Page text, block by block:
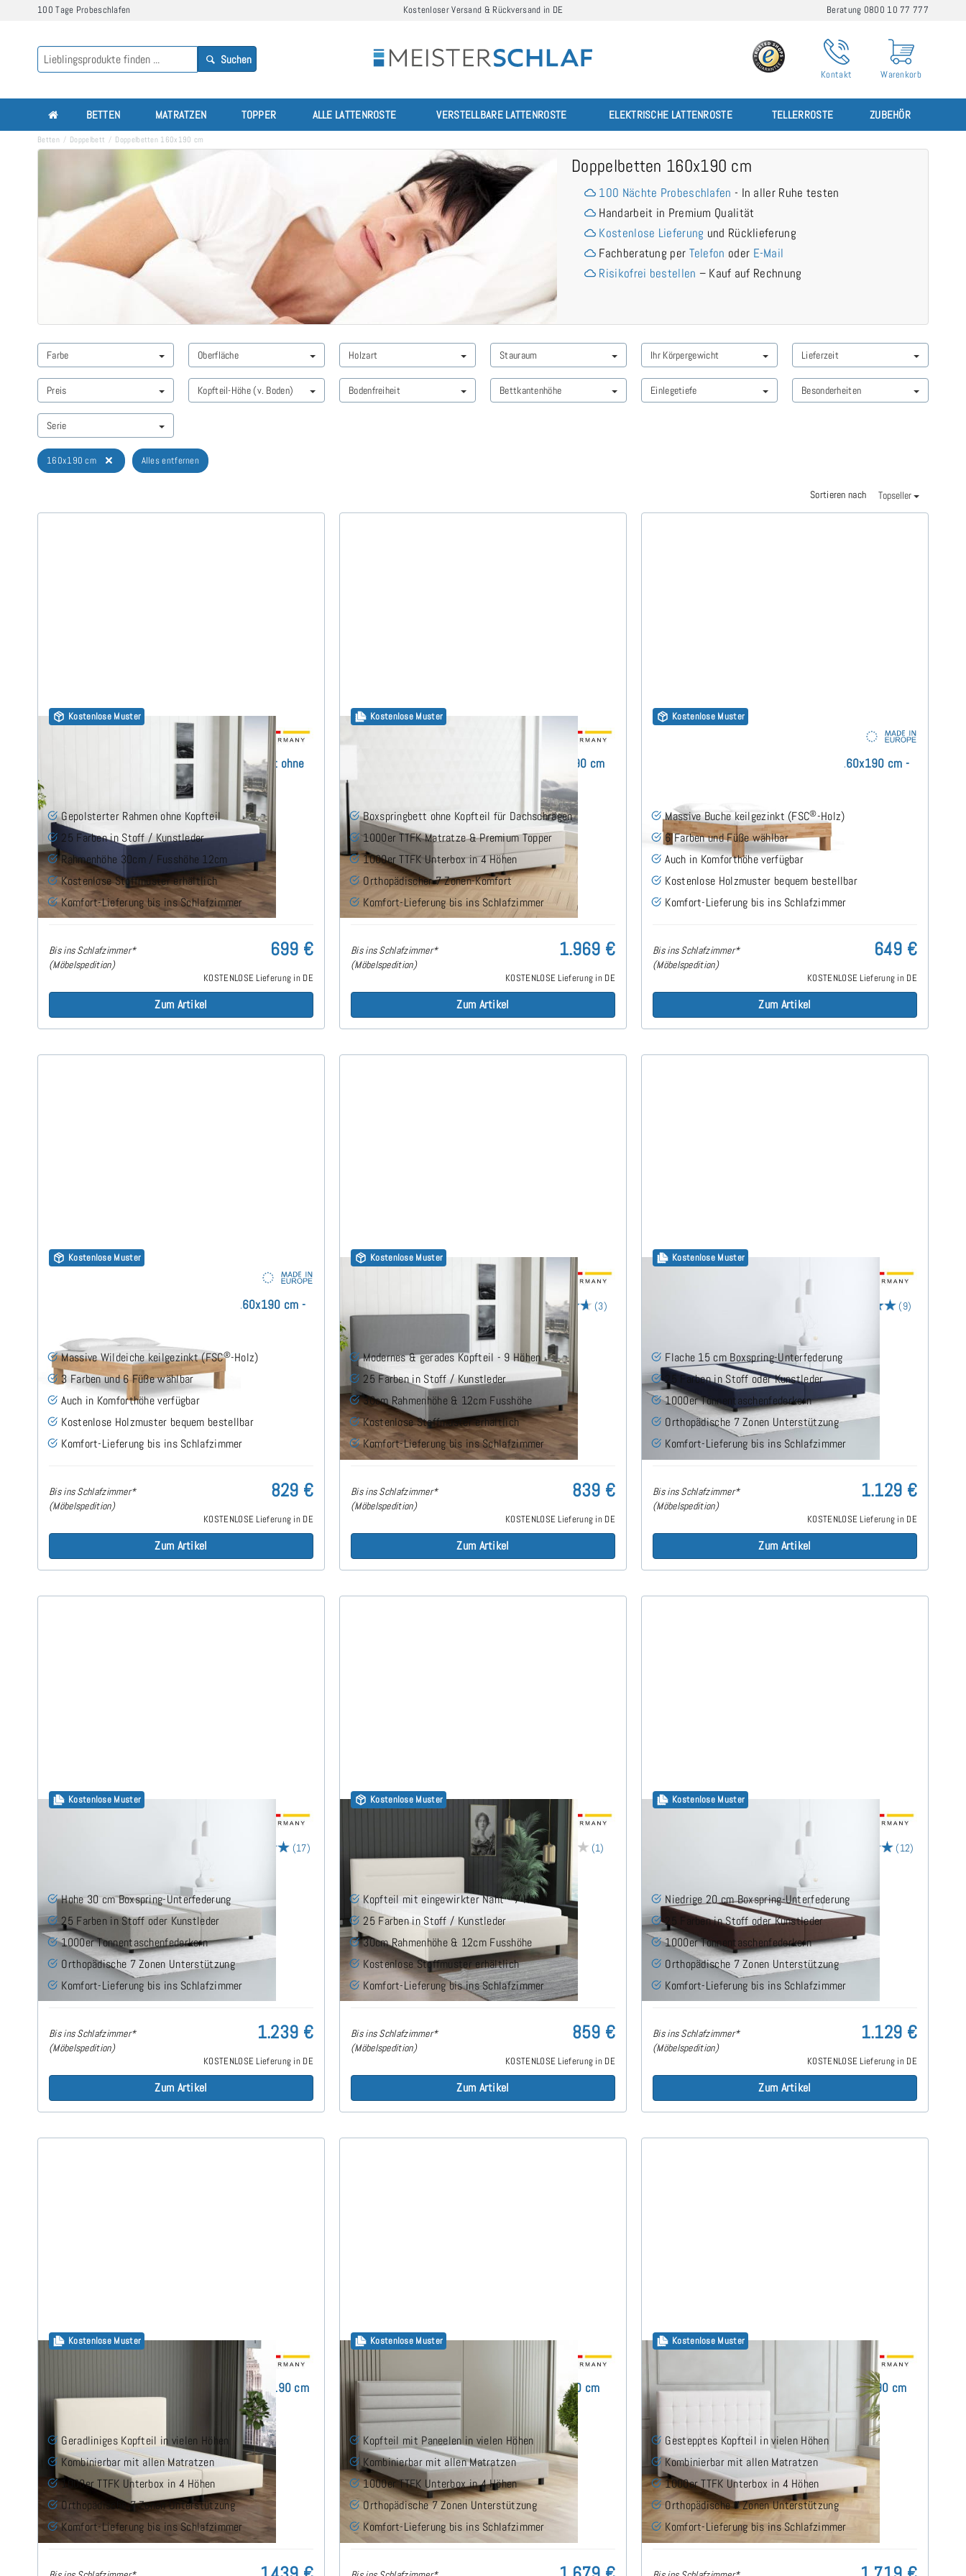
100 Tage Probeschlafen Kostenloser Versand & Rückversand in DE Beratung 0800 10 77 777
Suchen
Kontakt Warenkorb
BETTEN MATRATZEN TOPPER ALLE LATTENROSTE VERSTELLBARE LATTENROSTE ELEKTRISCHE LATTENROSTE TELLERROSTE ZUBEHÖR
Betten Doppelbett Doppelbetten 160x190 cm
Doppelbetten 160x190 cm
100 Nächte Probeschlafen - In aller Ruhe testen
Handarbeit in Premium Qualität
Kostenlose Lieferung und Rücklieferung
Fachberatung per Telefon oder E-Mail
Risikofrei bestellen – Kauf auf Rechnung
Farbe Oberfläche Holzart Stauraum Ihr Körpergewicht Lieferzeit
Preis Kopfteil-Höhe (v. Boden) Bodenfreiheit Bettkantenhöhe Einlegetiefe Besonderheiten
Serie
160x190 cm Alles entfernen
Sortieren nach Topseller
Kostenlose Muster
30er Rahmenbett 160x190 cm - Polsterbett ohne
Gepolsterter Rahmen ohne Kopfteil
25 Farben in Stoff / Kunstleder
Rahmenhöhe 30cm / Fusshöhe 12cm
Kostenlose Stoffmuster erhältlich
Komfort-Lieferung bis ins Schlafzimmer
Bis ins Schlafzimmer*
(Möbelspedition)
699 €
KOSTENLOSE Lieferung in DE
Zum Artikel
Kostenlose Muster
Flavius Boxspringbett ohne Kopfteil 160x190 cm
Boxspringbett ohne Kopfteil für Dachschrägen
1000er TTFK Matratze & Premium Topper
1000er TTFK Unterbox in 4 Höhen
Orthopädischer 7 Zonen-Komfort
Komfort-Lieferung bis ins Schlafzimmer
Bis ins Schlafzimmer*
(Möbelspedition)
1.969 €
KOSTENLOSE Lieferung in DE
Zum Artikel
Kostenlose Muster
Klass Massivholzbett ohne Kopfteil 160x190 cm -
Massive Buche keilgezinkt (FSC®-Holz)
6 Farben und Füße wählbar
Auch in Komforthöhe verfügbar
Kostenlose Holzmuster bequem bestellbar
Komfort-Lieferung bis ins Schlafzimmer
Bis ins Schlafzimmer*
(Möbelspedition)
649 €
KOSTENLOSE Lieferung in DE
Zum Artikel
Kostenlose Muster
Avant Massivholzbett ohne Kopfteil 160x190 cm -
Massive Wildeiche keilgezinkt (FSC®-Holz)
3 Farben und 6 Füße wählbar
Auch in Komforthöhe verfügbar
Kostenlose Holzmuster bequem bestellbar
Komfort-Lieferung bis ins Schlafzimmer
Bis ins Schlafzimmer*
(Möbelspedition)
829 €
KOSTENLOSE Lieferung in DE
Zum Artikel
Kostenlose Muster
Arminius Polsterbett 160x190 cm (3)
Modernes & gerades Kopfteil - 9 Höhen
25 Farben in Stoff / Kunstleder
30cm Rahmenhöhe & 12cm Fusshöhe
Kostenlose Stoffmuster erhältlich
Komfort-Lieferung bis ins Schlafzimmer
Bis ins Schlafzimmer*
(Möbelspedition)
839 €
KOSTENLOSE Lieferung in DE
Zum Artikel
Kostenlose Muster
(9)
Flache 15 cm Boxspring-Unterfederung
25 Farben in Stoff oder Kunstleder
1000er Tonnentaschenfederkern
Orthopädische 7 Zonen Unterstützung
Komfort-Lieferung bis ins Schlafzimmer
Bis ins Schlafzimmer*
(Möbelspedition)
1.129 €
KOSTENLOSE Lieferung in DE
Zum Artikel
Kostenlose Muster
(17)
Hohe 30 cm Boxspring-Unterfederung
25 Farben in Stoff oder Kunstleder
1000er Tonnentaschenfederkern
Orthopädische 7 Zonen Unterstützung
Komfort-Lieferung bis ins Schlafzimmer
Bis ins Schlafzimmer*
(Möbelspedition)
1.239 €
KOSTENLOSE Lieferung in DE
Zum Artikel
Kostenlose Muster
Horizon Polsterbett 160x190 cm (1)
Kopfteil mit eingewirkter Naht - 7 Höhen
25 Farben in Stoff / Kunstleder
30cm Rahmenhöhe & 12cm Fusshöhe
Kostenlose Stoffmuster erhältlich
Komfort-Lieferung bis ins Schlafzimmer
Bis ins Schlafzimmer*
(Möbelspedition)
859 €
KOSTENLOSE Lieferung in DE
Zum Artikel
Kostenlose Muster
(12)
Niedrige 20 cm Boxspring-Unterfederung
25 Farben in Stoff oder Kunstleder
1000er Tonnentaschenfederkern
Orthopädische 7 Zonen Unterstützung
Komfort-Lieferung bis ins Schlafzimmer
Bis ins Schlafzimmer*
(Möbelspedition)
1.129 €
KOSTENLOSE Lieferung in DE
Zum Artikel
Kostenlose Muster
Arminius Boxspringbett ohne Matratze 160x190 cm
Geradliniges Kopfteil in vielen Höhen
Kombinierbar mit allen Matratzen
1000er TTFK Unterbox in 4 Höhen
Orthopädische 7 Zonen Unterstützung
Komfort-Lieferung bis ins Schlafzimmer
Kostenlose Muster
Alex Boxspringbett ohne Matratze 160x190 cm
Kopfteil mit Paneelen in vielen Höhen
Kombinierbar mit allen Matratzen
1000er TTFK Unterbox in 4 Höhen
Orthopädische 7 Zonen Unterstützung
Komfort-Lieferung bis ins Schlafzimmer
Kostenlose Muster
Monte Boxspringbett ohne Matratze 160x190 cm
Gestepptes Kopfteil in vielen Höhen
Kombinierbar mit allen Matratzen
1000er TTFK Unterbox in 4 Höhen
Orthopädische 7 Zonen Unterstützung
Komfort-Lieferung bis ins Schlafzimmer